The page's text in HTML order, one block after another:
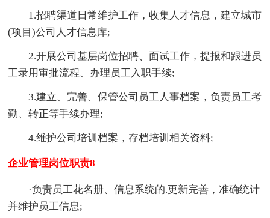
1.招聘渠道日常维护工作，收集人才信息，建立城市
(项目)公司人才信息库;
2.开展公司基层岗位招聘、面试工作，提报和跟进员
工录用审批流程、办理员工入职手续;
3.建立、完善、保管公司员工人事档案，负责员工考
勤、转正等手续办理;
4.维护公司培训档案，存档培训相关资料;
企业管理岗位职责8
·负责员工花名册、信息系统的.更新完善，准确统计
并维护员工信息;